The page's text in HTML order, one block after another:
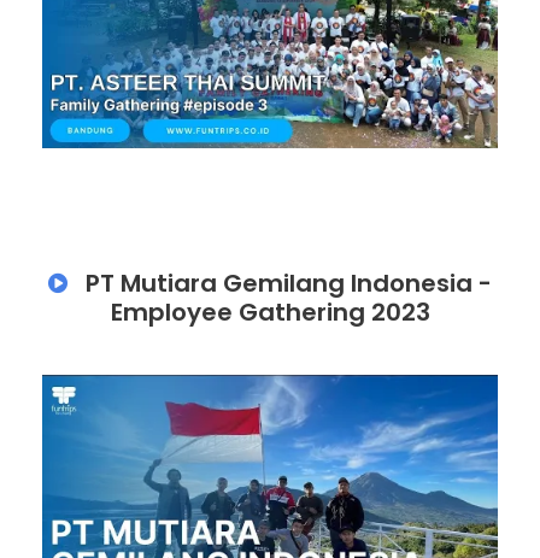
PT Mutiara Gemilang Indonesia -
Employee Gathering 2023